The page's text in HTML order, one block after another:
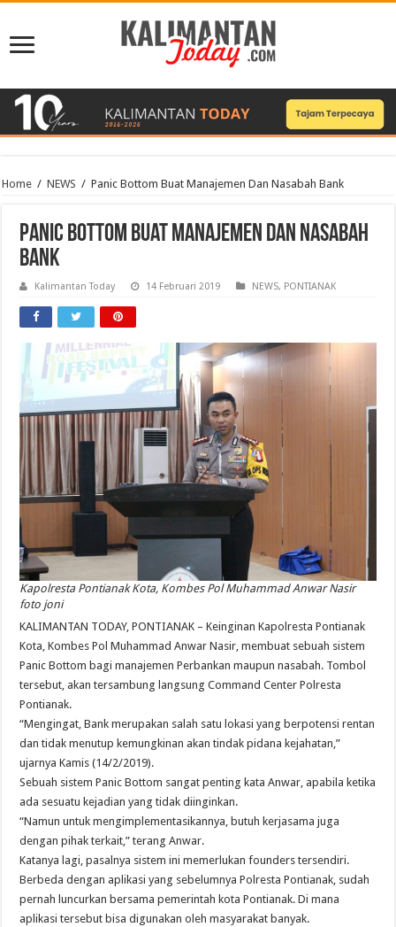
Home / NEWS / Panic Bottom Buat Manajemen Dan Nasabah Bank
Panic Bottom Buat Manajemen Dan Nasabah
Bank
Kalimantan Today 14 Februari 2019 NEWS, PONTIANAK
Kapolresta Pontianak Kota, Kombes Pol Muhammad Anwar Nasir
foto joni
KALIMANTAN TODAY, PONTIANAK – Keinginan Kapolresta Pontianak
Kota, Kombes Pol Muhammad Anwar Nasir, membuat sebuah sistem
Panic Bottom bagi manajemen Perbankan maupun nasabah. Tombol
tersebut, akan tersambung langsung Command Center Polresta
Pontianak.
“Mengingat, Bank merupakan salah satu lokasi yang berpotensi rentan
dan tidak menutup kemungkinan akan tindak pidana kejahatan,”
ujarnya Kamis (14/2/2019).
Sebuah sistem Panic Bottom sangat penting kata Anwar, apabila ketika
ada sesuatu kejadian yang tidak diinginkan.
“Namun untuk mengimplementasikannya, butuh kerjasama juga
dengan pihak terkait,” terang Anwar.
Katanya lagi, pasalnya sistem ini memerlukan founders tersendiri.
Berbeda dengan aplikasi yang sebelumnya Polresta Pontianak, sudah
pernah luncurkan bersama pemerintah kota Pontianak. Di mana
aplikasi tersebut bisa digunakan oleh masyarakat banyak.